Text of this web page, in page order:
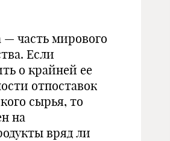
— часть мирового
Если
о крайней ее
отпоставок
сырья, то
на
вряд ли